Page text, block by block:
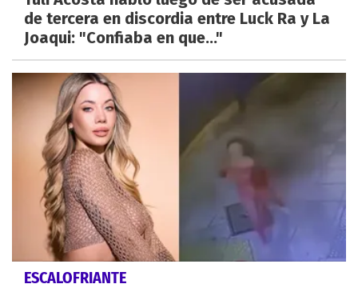
de tercera en discordia entre Luck Ra y La
Joaqui: "Confiaba en que..."
ESCALOFRIANTE